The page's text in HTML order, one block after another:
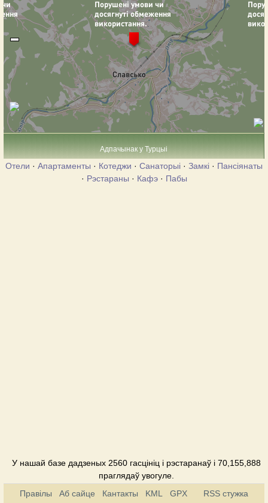
Адпачынак у Турцыі
Отели · Апартаменты · Котеджи · Санаторыі · Замкі · Пансіянаты
· Рэстараны · Кафэ· Пабы
У нашай базе дадзеных 2560 гасцініц і рэстаранаў і 70,155,888
праглядаў увогуле.
Правілы
Аб сайце Кантакты KML GPX
RSS стужка